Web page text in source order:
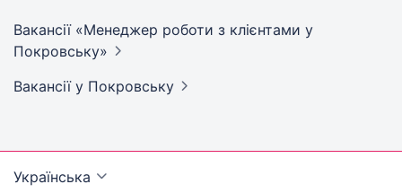
Вакансії «Менеджер роботи з клієнтами у
Покровську»
Вакансії у Покровську
Українська